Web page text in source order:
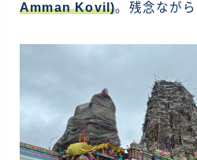
ブータン
世界一周旅行前～準備～
FIRE後の日常
Amman Kovil)。残念なが